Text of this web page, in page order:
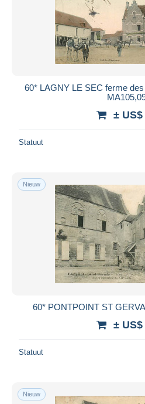
60* LAGNY LE SEC ferme
± US$
Statuut
Nieuw
60* PONTPOINT ST
± US$
Statuut
Nieuw